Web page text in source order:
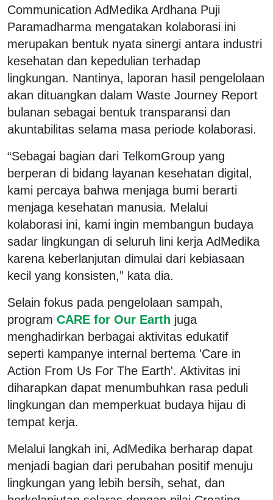
Communication AdMedika Ardhana Puji
Paramadharma mengatakan kolaborasi ini
merupakan bentuk nyata sinergi antara industri
kesehatan dan kepedulian terhadap
lingkungan. Nantinya, laporan hasil pengelolaan
akan dituangkan dalam Waste Journey Report
bulanan sebagai bentuk transparansi dan
akuntabilitas selama masa periode kolaborasi.
“Sebagai bagian dari TelkomGroup yang
berperan di bidang layanan kesehatan digital,
kami percaya bahwa menjaga bumi berarti
menjaga kesehatan manusia. Melalui
kolaborasi ini, kami ingin membangun budaya
sadar lingkungan di seluruh lini kerja AdMedika
karena keberlanjutan dimulai dari kebiasaan
kecil yang konsisten,” kata dia.
Selain fokus pada pengelolaan sampah,
program CARE for Our Earth juga
menghadirkan berbagai aktivitas edukatif
seperti kampanye internal bertema 'Care in
Action From Us For The Earth'. Aktivitas ini
diharapkan dapat menumbuhkan rasa peduli
lingkungan dan memperkuat budaya hijau di
tempat kerja.
Melalui langkah ini, AdMedika berharap dapat
menjadi bagian dari perubahan positif menuju
lingkungan yang lebih bersih, sehat, dan